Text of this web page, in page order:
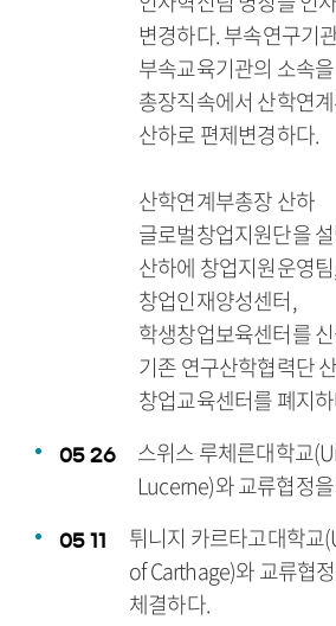
변경하다. 부속연구기
부속교육기관의 소속을
총장직속에서 산학연
산하로 편제변경하다.
산학연계부총장 산하
글로벌창업지원단을
산하에 창업지원운영
창업인재양성센터,
학생창업보육센터를
기존 연구산학협력단
창업교육센터를 폐지
05 26
스위스 루체른대학교
Lucerne)와 교류협정
05 11
튀니지 카르타고대학교
of Carthage)와 교류협
체결하다.